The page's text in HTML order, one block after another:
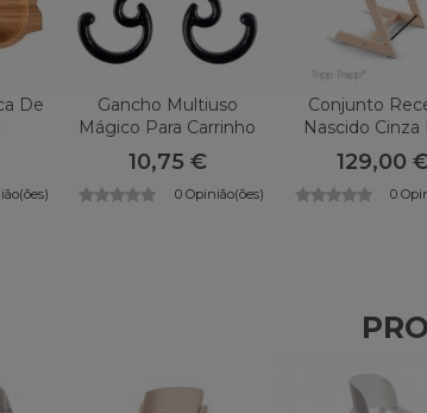
De
Gancho Multiuso
Mágico Para Carrinho
CAMBRASS
10,75 €
0 Opinião(ões)
Conjunto
Nascido Cinza
Tripp Trapp Por
129,00 €
0